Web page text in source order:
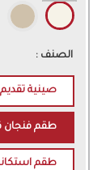
الصنف :
صينية تقديم 53 * 35
طقم فنجان قهوة
طقم استكانة شاي 12 قطعة "6